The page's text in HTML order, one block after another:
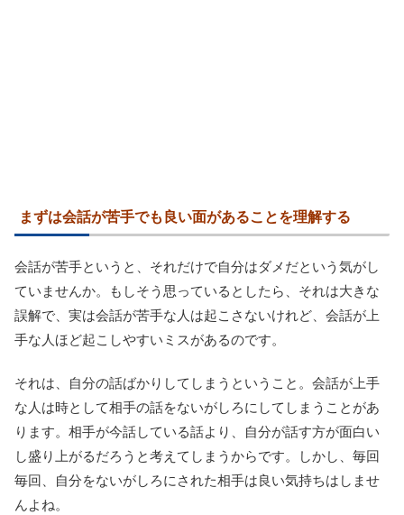
まずは会話が苦手でも良い面があることを理解する
会話が苦手というと、それだけで自分はダメだという気がし
ていませんか。もしそう思っているとしたら、それは大きな
誤解で、実は会話が苦手な人は起こさないけれど、会話が上
手な人ほど起こしやすいミスがあるのです。
それは、自分の話ばかりしてしまうということ。会話が上手
な人は時として相手の話をないがしろにしてしまうことがあ
ります。相手が今話している話より、自分が話す方が面白い
し盛り上がるだろうと考えてしまうからです。しかし、毎回
毎回、自分をないがしろにされた相手は良い気持ちはしませ
んよね。